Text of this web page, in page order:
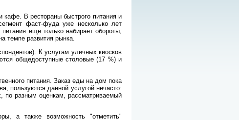
В рестораны быстрого питания и
фаст-фуда уже несколько лет
еще только набирает обороты,
темпе развития рынка.
К услугам уличных киосков
общедоступные столовые (17 %) и
питания. Заказ еды на дом пока
пользуются данной услугой нечасто:
по разным оценкам, рассматриваемый
а также возможность "отметить"